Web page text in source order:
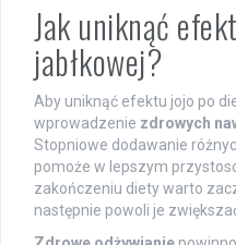
Jak uniknąć
jabłkowej?
Aby uniknąć efektu jojo po
wprowadzenie zdrowych
Stopniowe dodawanie
pomoże w lepszym
zakończeniu diety warto
następnie powoli je